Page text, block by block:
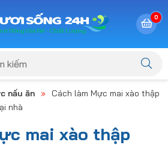
0
nấu ăn »
Cách làm Mực mai xào thập
nhà
mai xào thập